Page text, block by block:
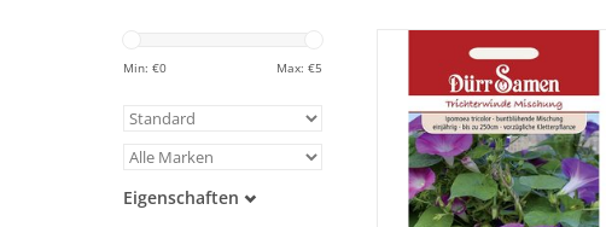
Min: €0 Max: €5
Eigenschaften
Blättern bilden eine überragende
Farbkombination den ganzen
Sommer lang.
ZUM WARENKORB HINZUFÜGEN